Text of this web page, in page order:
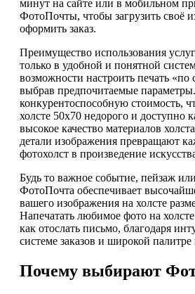
минут на сайте или в мобильном
ФотоПочты, чтобы загрузить своё
оформить заказ.
Преимущество использования
только в удобной и понятной
возможности настроить печать «по
выбрав предпочитаемые
конкурентоспособную стоимость,
холсте 50х70 недорого и доступно
высокое качество материалов
детали изображения превращают
фотохолст в произведение
Будь то важное событие, пейзаж
ФотоПочта обеспечивает
вашего изображения на холсте
Напечатать любимое фото на
как отослать письмо, благодаря
системе заказов и широкой палитре
Почему выбирают